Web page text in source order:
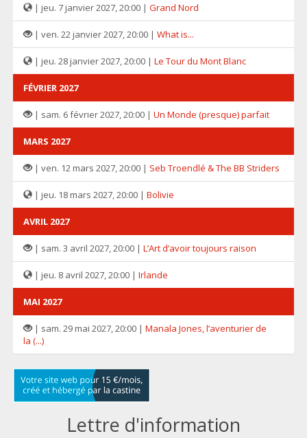
| jeu. 7 janvier 2027, 20:00 | Grand Nord
| ven. 22 janvier 2027, 20:00 | What is...
| jeu. 28 janvier 2027, 20:00 | Le Tour du Mont Blanc
FÉVRIER 2027
| sam. 6 février 2027, 20:00 | Un Monde (presque) parfait
MARS 2027
| ven. 12 mars 2027, 20:00 | Seb Troendlé & The BB Striders
| jeu. 18 mars 2027, 20:00 | Bolivie
AVRIL 2027
| sam. 3 avril 2027, 20:00 | L’Art d’avoir toujours raison
| jeu. 8 avril 2027, 20:00 | Irlande
MAI 2027
| sam. 29 mai 2027, 20:00 | Manala Jones, l’aventurier de
la (...)
Lettre d'information